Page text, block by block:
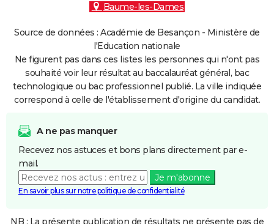
Baume-les-Dames
Source de données : Académie de Besançon - Ministère de
l'Education nationale
Ne figurent pas dans ces listes les personnes qui n'ont pas
souhaité voir leur résultat au baccalauréat général, bac
technologique ou bac professionnel publié. La ville indiquée
correspond à celle de l'établissement d'origine du candidat.
A ne pas manquer
Recevez nos astuces et bons plans directement par e-
mail.
Je m'abonne
En savoir plus sur notre politique de confidentialité
NB : La présente publication de résultats ne présente pas de